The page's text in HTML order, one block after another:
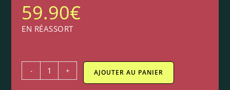
59.90€
EN RÉASSORT
- + AJOUTER AU PANIER